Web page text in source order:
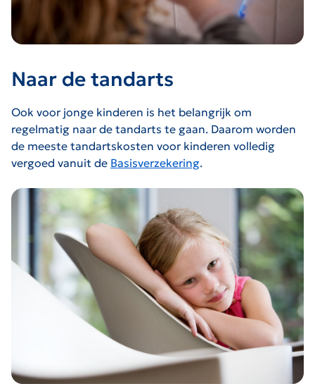
Naar de tandarts
Ook voor jonge kinderen is het belangrijk om
regelmatig naar de tandarts te gaan. Daarom worden
de meeste tandartskosten voor kinderen volledig
vergoed vanuit de Basisverzekering.